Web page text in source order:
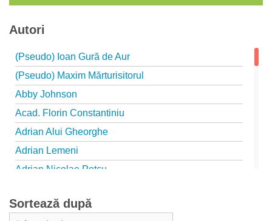
Autori
(Pseudo) Ioan Gură de Aur
(Pseudo) Maxim Mărturisitorul
Abby Johnson
Acad. Florin Constantiniu
Adrian Alui Gheorghe
Adrian Lemeni
Adrian Nicolae Petcu
Adriana Petrescu
Sortează după